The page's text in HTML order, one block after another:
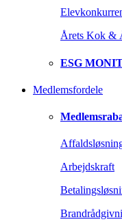
Årets Kok &
ESG
Medlemsfordele
Arbejdskraft